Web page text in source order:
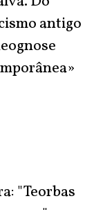
antigo
"Teorbas